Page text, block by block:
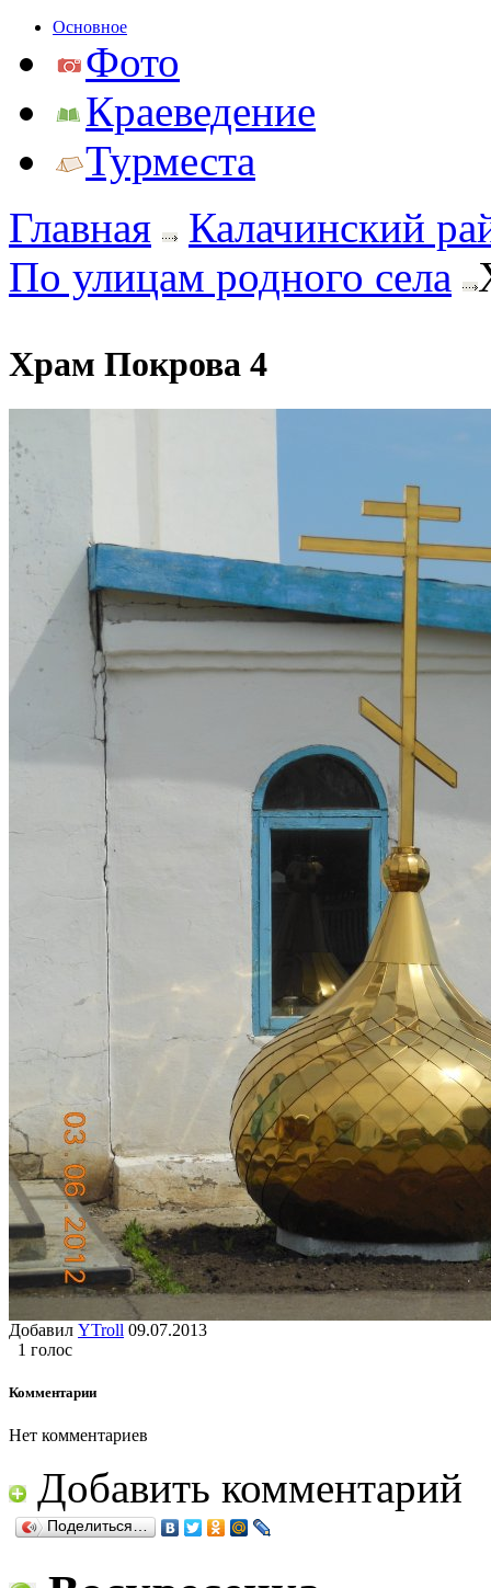
Основное
Фото
Краеведение
Турместа
Главная
Калачинский
По улицам родного села
Храм Покрова 4
Добавил YTroll 09.07.2013
1 голос
Комментарии
Нет комментариев
Добавить комментарий
Поделиться…